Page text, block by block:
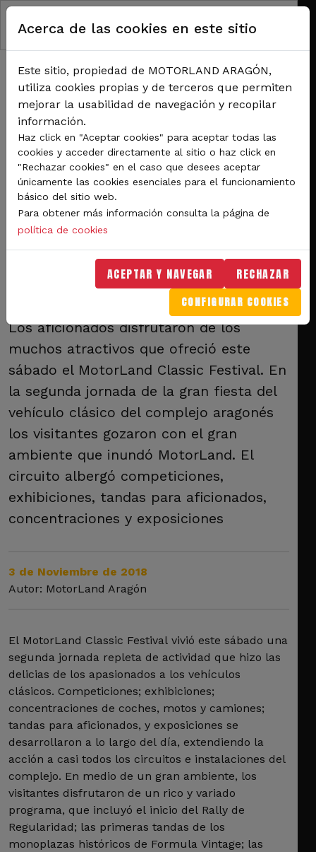
Pasar al contenido principal
RUTA DE NAVEGACIÓN
La pasión por los clásicos toma MotorLand en la segunda jornada del Classic
Festival
La pasión por los clásicos
toma MotorLand en la
segunda jornada del
Classic Festival
Los aficionados disfrutaron de los
muchos atractivos que ofreció este
sábado el MotorLand Classic Festival. En
la segunda jornada de la gran fiesta del
vehículo clásico del complejo aragonés
los visitantes gozaron con el gran
ambiente que inundó MotorLand. El
circuito albergó competiciones,
exhibiciones, tandas para aficionados,
concentraciones y exposiciones
3 de Noviembre de 2018
Autor: MotorLand Aragón
El MotorLand Classic Festival vivió este sábado una
segunda jornada repleta de actividad que hizo las
delicias de los apasionados a los vehículos
clásicos. Competiciones; exhibiciones;
concentraciones de coches, motos y camiones;
tandas para aficionados, y exposiciones se
desarrollaron a lo largo del día, extendiendo la
acción a casi todos los circuitos e instalaciones del
complejo. En medio de un gran ambiente, los
visitantes disfrutaron de un rico y variado
programa, que incluyó el inicio del Rally de
Regularidad; las primeras tandas de los
monoplazas históricos de Formula Vintage; las
Acerca de las cookies en este sitio
Este sitio, propiedad de MOTORLAND ARAGÓN,
utiliza cookies propias y de terceros que permiten
mejorar la usabilidad de navegación y recopilar
información.
Haz click en "Aceptar cookies" para aceptar todas las
cookies y acceder directamente al sitio o haz click en
"Rechazar cookies" en el caso que desees aceptar
únicamente las cookies esenciales para el funcionamiento
básico del sitio web.
Para obtener más información consulta la página de
política de cookies
ACEPTAR Y NAVEGAR RECHAZAR
CONFIGURAR COOKIES